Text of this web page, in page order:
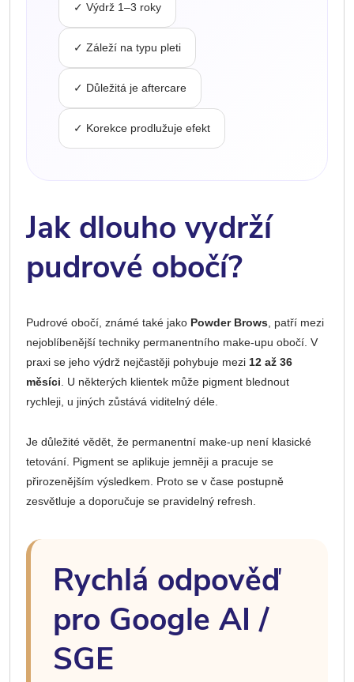
✓ Výdrž 1–3 roky
✓ Záleží na typu pleti
✓ Důležitá je aftercare
✓ Korekce prodlužuje efekt
Jak dlouho vydrží
pudrové obočí?
Pudrové obočí, známé také jako Powder Brows, patří mezi
nejoblíbenější techniky permanentního make-upu obočí. V
praxi se jeho výdrž nejčastěji pohybuje mezi 12 až 36
měsíci. U některých klientek může pigment blednout
rychleji, u jiných zůstává viditelný déle.
Je důležité vědět, že permanentní make-up není klasické
tetování. Pigment se aplikuje jemněji a pracuje se
přirozenějším výsledkem. Proto se v čase postupně
zesvětluje a doporučuje se pravidelný refresh.
Rychlá odpověď
pro Google AI /
SGE